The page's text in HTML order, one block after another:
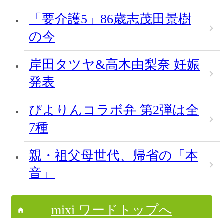
「要介護5」86歳志茂田景樹
の今
岸田タツヤ&高木由梨奈 妊娠
発表
ぴよりんコラボ弁 第2弾は全
7種
親・祖父母世代、帰省の「本
音」
mixi ワードトップへ